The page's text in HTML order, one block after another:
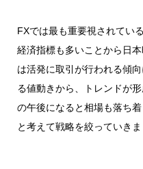
FXでは最も重要視されてい
経済指標も多いことから日
は活発に取引が行われる傾
る値動きから、トレンドが
の午後になると相場も落ち
と考えて戦略を絞っていきま